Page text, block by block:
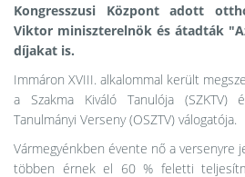
Kongresszusi Központ adott
Viktor miniszterelnök és átadták
díjakat is.
Immáron XVIII. alkalommal került
a Szakma Kiváló Tanulója (SZKTV)
Tanulmányi Verseny (OSZTV) válogatója.
Vármegyénkben évente nő a versenyre
többen érnek el 60 % feletti